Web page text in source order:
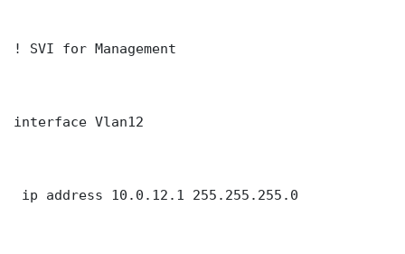
! SVI for Management
interface Vlan12
ip address 10.0.12.1 255.255.255.0